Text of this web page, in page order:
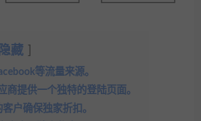
隐藏
等流量来源。
商提供一个独特的登陆页面。
户确保独家折扣。